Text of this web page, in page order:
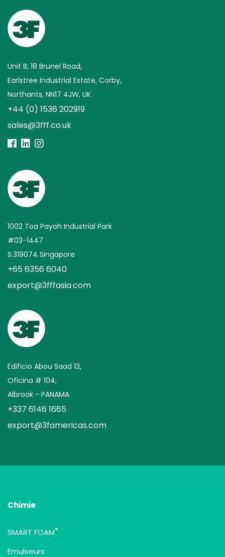
Unit B, 18 Brunel Road,
Earlstree Industrial Estate, Corby,
Northants, NN17 4JW, UK
+44 (0) 1536 202919
sales@3fff.co.uk
1002 Toa Payoh Industrial Park
#03-1447
S.319074 Singapore
+65 6356 6040
export@3fffasia.com
Edificio Abou Saad 13,
Oficina # 104,
Albrook - PANAMA
+337 6146 1665
export@3famericas.com
Chimie
SMART FOAM®
Emulseurs